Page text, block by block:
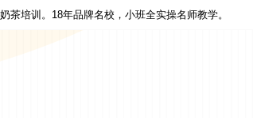
培训。18年品牌名校，小班全实操名师教学。